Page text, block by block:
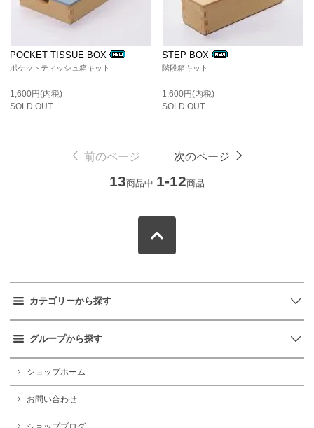
POCKET TISSUE BOX
ポケットティッシュ箱キット
1,600円(内税)
SOLD OUT
STEP BOX
階段箱キット
1,600円(内税)
SOLD OUT
前のページ 次のページ
13商品中 1-12商品
カテゴリーから探す
グループから探す
ショップホーム
お問い合わせ